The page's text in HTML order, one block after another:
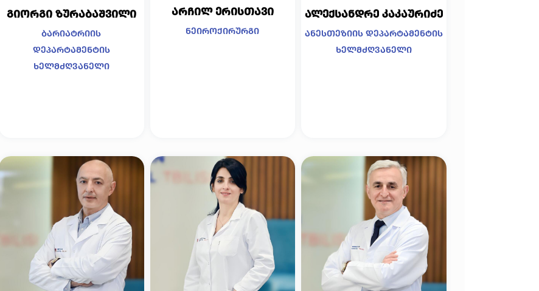
გიორგი ზურაბაშვილი
ბარიატრიის
დეპარტამენტის
ხელმძღვანელი
არჩილ ერისთავი
ნეიროქირურგი
ალექსანდრე კაკაურიძე
ანესთეზიის დეპარტამენტის
ხელმძღვანელი